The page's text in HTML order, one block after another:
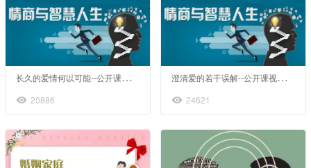
长
久的爱情何以可能--公开课视频网课情商心理健康心理学
20886
澄
清爱的若干误解--公开课视频网课情商心理健康心理学
24621